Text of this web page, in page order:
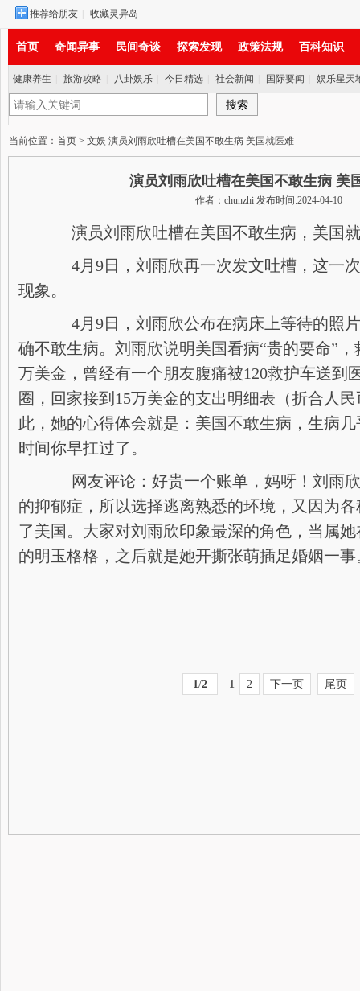
推荐给朋友 收藏灵异岛
首页 奇闻异事 民间奇谈 探索发现 政策法规 百科知识
实时新闻
健康养生 旅游攻略 八卦娱乐 今日精选 社会新闻 国际要闻 娱乐星天
当前位置： 首页 > 文娱 演员刘雨欣吐槽在美国不敢生病 美国就医难
演员刘雨欣吐槽在美国不敢生病 美
作者：chunzhi 发布时间:2024-04-10
演员刘雨欣吐槽在美国不敢生病，美国
4月9日，刘雨欣再一次发文吐槽，这一
现象。
4月9日，刘雨欣公布在病床上等待的照
确不敢生病。刘雨欣说明美国看病“贵的要命”
万美金，曾经有一个朋友腹痛被120救护车送到
圈，回家接到15万美金的支出明细表（折合人
此，她的心得体会就是：美国不敢生病，生病
时间你早扛过了。
网友评论：好贵一个账单，妈呀！刘雨欣
的抑郁症，所以选择逃离熟悉的环境，又因为
了美国。大家对刘雨欣印象最深的角色，当属
的明玉格格，之后就是她开撕张萌插足婚姻一事
1/2 1 2 下一页 尾页